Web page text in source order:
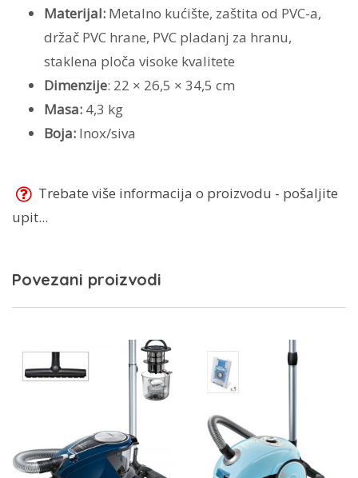
Materijal: Metalno kućište, zaštita od PVC-a,
držač PVC hrane, PVC pladanj za hranu,
staklena ploča visoke kvalitete
Dimenzije: 22 × 26,5 × 34,5 cm
Masa: 4,3 kg
Boja: Inox/siva
Trebate više informacija o proizvodu - pošaljite
upit...
Povezani proizvodi